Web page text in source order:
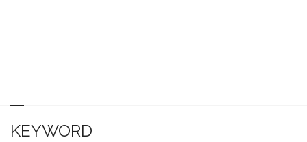
KEYWORD